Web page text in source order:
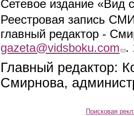
Сетевое издание «Вид
Реестровая запись
главный редактор -
gazeta@vidsboku.com (link
.
Главный редактор:
Смирнова,
Поисковая